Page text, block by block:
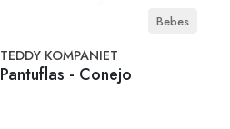
Bebes
TEDDY KOMPANIET
Pantuflas - Conejo